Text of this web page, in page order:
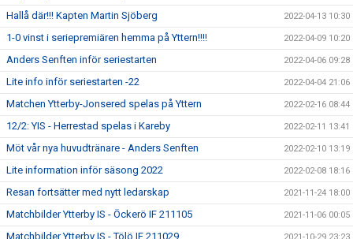
Hallå där!!! Kapten Martin Sjöberg 2022-04-13 10:30
1-0 vinst i seriepremiären hemma på Yttern!!!! 2022-04-09 10:20
Anders Senften inför seriestarten 2022-04-06 09:28
Lite info inför seriestarten -22 2022-04-04 21:06
Matchen Ytterby-Jonsered spelas på Yttern 2022-02-16 08:44
12/2: YIS - Herrestad spelas i Kareby 2022-02-11 13:41
Möt vår nya huvudtränare - Anders Senften 2022-02-10 13:19
Lite information inför säsong 2022 2022-02-08 18:16
Resan fortsätter med nytt ledarskap 2021-11-24 18:00
Matchbilder Ytterby IS - Öckerö IF 211105 2021-11-06 00:05
Matchbilder Ytterby IS - Tölö IF 211029